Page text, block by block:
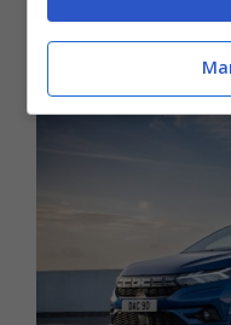
Europa.